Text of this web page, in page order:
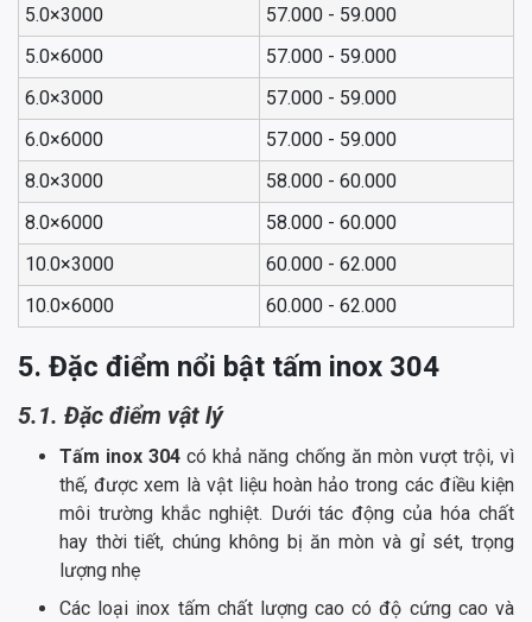
5.0×3000
57.000 - 59.000
5.0×6000
57.000 - 59.000
6.0×3000
57.000 - 59.000
6.0×6000
57.000 - 59.000
8.0×3000
58.000 - 60.000
8.0×6000
58.000 - 60.000
10.0×3000
60.000 - 62.000
10.0×6000
60.000 - 62.000
5. Đặc điểm nổi bật tấm inox 304
5.1. Đặc điểm vật lý
Tấm inox 304 có khả năng chống ăn mòn vượt trội, vì
thế, được xem là vật liệu hoàn hảo trong các điều kiện
môi trường khắc nghiệt. Dưới tác động của hóa chất
hay thời tiết, chúng không bị ăn mòn và gỉ sét, trọng
lượng nhẹ
Các loại inox tấm chất lượng cao có độ cứng cao và